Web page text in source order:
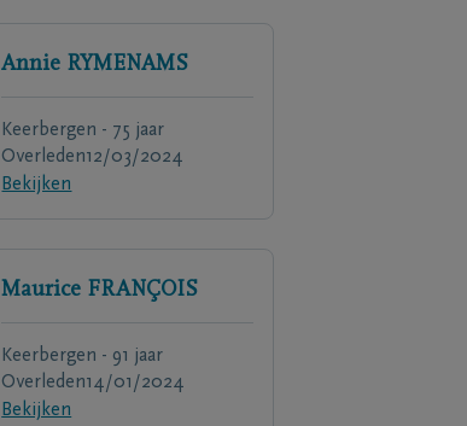
Annie RYMENAMS
Keerbergen - 75 jaar
Overleden12/03/2024
Bekijken
Maurice FRANÇOIS
Keerbergen - 91 jaar
Overleden14/01/2024
Bekijken